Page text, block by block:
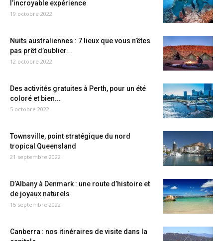
l’incroyable expérience
19 octobre 2022
Nuits australiennes : 7 lieux que vous n’êtes
pas prêt d’oublier...
12 octobre 2022
Des activités gratuites à Perth, pour un été
coloré et bien...
5 octobre 2022
Townsville, point stratégique du nord
tropical Queensland
21 septembre 2022
D’Albany à Denmark : une route d’histoire et
de joyaux naturels
15 septembre 2022
Canberra : nos itinéraires de visite dans la